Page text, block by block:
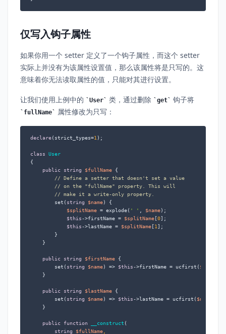
仅写入钩子属性
如果你用一个 setter 定义了一个钩子属性，而这个 setter
实际上并没有为该属性设置值，那么该属性将是只写的。这
意味着你无法读取属性的值，只能对其进行设置。
让我们使用上例中的 User 类，通过删除 get 钩子将
fullName 属性修改为只写：
declare(strict_types=1);
class
User
{
public
string $fullName {
// Define a setter that doesn't set a value
// on the "fullName" property. This will
// make it a write-only property.
        set(
string $name) {
$splitName = explode( ' ' , $name);
$this->firstName = $splitName[0];
$this->lastName = $splitName[1];
        }
    }
public string $firstName {
        set(
string $name) => $this->firstName = ucfirst( $name
    }
public string $lastName {
        set(
string $name) => $this->lastName = ucfirst( $name
    }
public function __construct (
string
$fullName,